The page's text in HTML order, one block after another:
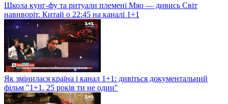
Школа кунг-фу та ритуали племені Мяо — дивись Світ
навиворіт. Китай о 22:45 на каналі 1+1
Як змінилася країна і канал 1+1: дивіться документальний
фільм "1+1. 25 років ти не один"